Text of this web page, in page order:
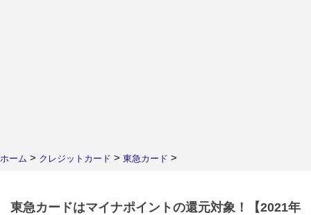
ホーム > クレジットカード > 東急カード >
東急カードはマイナポイントの還元対象！【2021年